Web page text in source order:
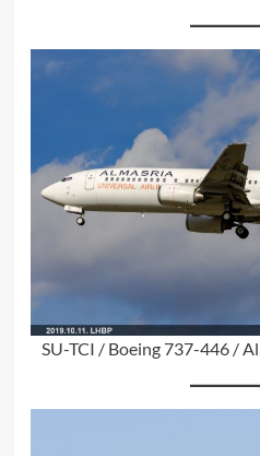
SU-TCI / Boeing 737-446 /